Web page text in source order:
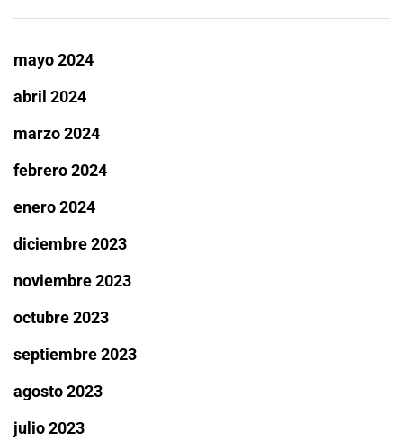
mayo 2024
abril 2024
marzo 2024
febrero 2024
enero 2024
diciembre 2023
noviembre 2023
octubre 2023
septiembre 2023
agosto 2023
julio 2023